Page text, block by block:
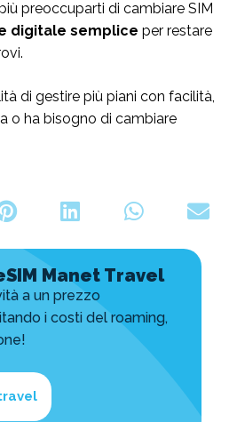
preoccuparti di cambiare SIM
digitale semplice per restare
di gestire più piani con facilità,
o ha bisogno di cambiare
Manet Travel
a un prezzo
i costi del roaming,